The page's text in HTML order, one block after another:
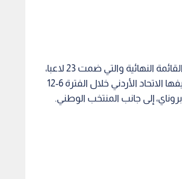
أعلن الجهاز الفني للمنتخب الوطني الأولمبي بقيادة المدرب عبدالله أبو زمع، القائمة النهائية والتي ضمت 23 لاعبا،
تأهبا لخوض منافسات المجموعة الأولى من التصفيات الآسيوية التي يستضيفها الاتحاد الأردني خلال الفترة 6-12
إلى جانب المنتخب الوطني.